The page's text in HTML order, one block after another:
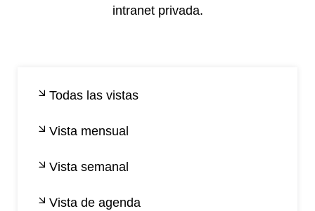
intranet privada.
Todas las vistas
Vista mensual
Vista semanal
Vista de agenda